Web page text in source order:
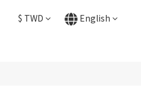
$ TWD English